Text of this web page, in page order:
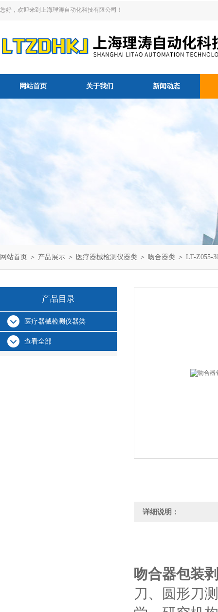
您好，欢迎来到上海理涛自动化科技有限公司！
网站首页 关于我们 新闻动态
网站首页 ＞ 产品展示 ＞ 医疗器械检测仪器类 ＞ 吻合器类 ＞ LT-Z055-
产品目录
医疗器械检测仪器类
查看全部
详细说明：
吻合器包装
刀、圆形刀